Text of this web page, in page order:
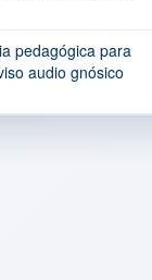
pedagógica para
audio gnósico